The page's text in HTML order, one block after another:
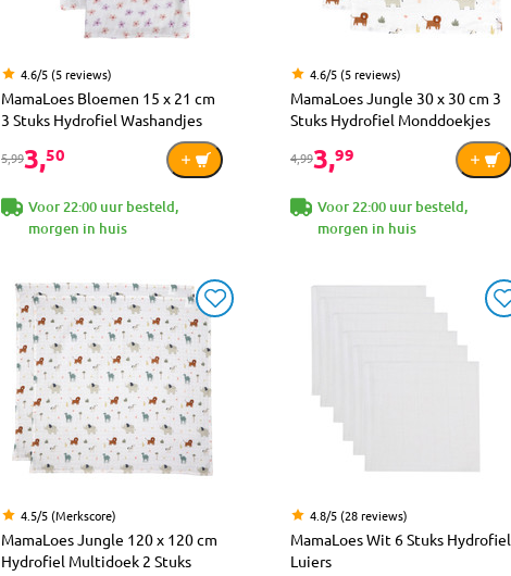
4.6/5 (5 reviews)
MamaLoes Bloemen 15 x 21 cm
3 Stuks Hydrofiel Washandjes
5,993,50
Voor 22:00 uur besteld,
morgen in huis
4.6/5 (5 reviews)
MamaLoes Jungle 30 x 30 cm 3
Stuks Hydrofiel Monddoekjes
4,993,99
Voor 22:00 uur besteld,
morgen in huis
4.5/5 (Merkscore)
MamaLoes Jungle 120 x 120 cm
Hydrofiel Multidoek 2 Stuks
4.8/5 (28 reviews)
MamaLoes Wit 6 Stuks Hydrofiel
Luiers